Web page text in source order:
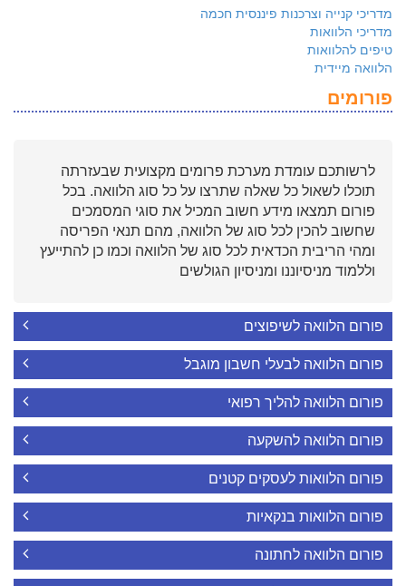
מדריכי קנייה וצרכנות פיננסית חכמה
מדריכי הלוואות
טיפים להלוואות
הלוואה מיידית
פורומים
לרשותכם עומדת מערכת פרומים מקצועית שבעזרתה
תוכלו לשאול כל שאלה שתרצו על כל סוג הלוואה. בכל
פורום תמצאו מידע חשוב המכיל את סוגי המסמכים
שחשוב להכין לכל סוג של הלוואה, מהם תנאי הפריסה
ומהי הריבית הכדאית לכל סוג של הלוואה וכמו כן להתייעץ
וללמוד מניסיוננו ומניסיון הגולשים
פורום הלוואה לשיפוצים
פורום הלוואה לבעלי חשבון מוגבל
פורום הלוואה להליך רפואי
פורום הלוואה להשקעה
פורום הלוואות לעסקים קטנים
פורום הלוואות בנקאיות
פורום הלוואה לחתונה